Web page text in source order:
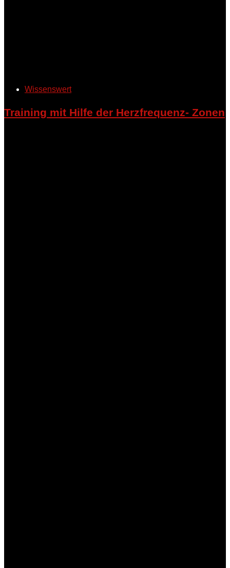
Wissenswert
Training mit Hilfe der Herzfrequenz- Zonen